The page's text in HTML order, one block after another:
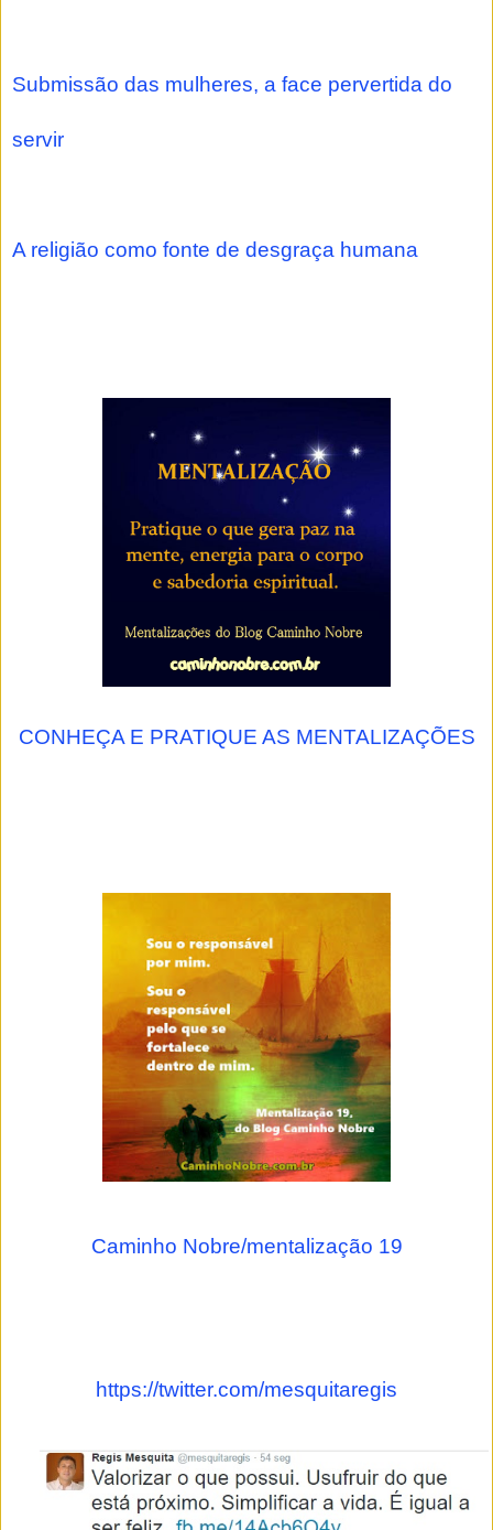
Submissão das mulheres, a face pervertida do
servir
A religião como fonte de desgraça humana
CONHEÇA E PRATIQUE AS MENTALIZAÇÕES
Caminho Nobre/mentalização 19
https://twitter.com/mesquitaregis